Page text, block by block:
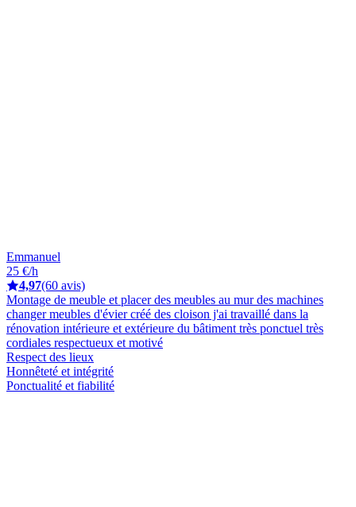
Emmanuel
25 €/h
4,97(60 avis)
Montage de meuble et placer des meubles au mur des machines
changer meubles d'évier créé des cloison j'ai travaillé dans la
rénovation intérieure et extérieure du bâtiment très ponctuel très
cordiales respectueux et motivé
Respect des lieux
Honnêteté et intégrité
Ponctualité et fiabilité